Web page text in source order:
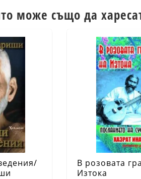
може също да
В розовата
Изтока